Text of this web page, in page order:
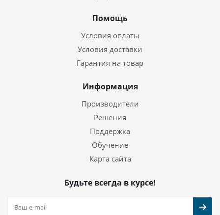
Помощь
Условия оплаты
Условия доставки
Гарантия на товар
Информация
Производители
Решения
Поддержка
Обучение
Карта сайта
Будьте всегда в курсе!